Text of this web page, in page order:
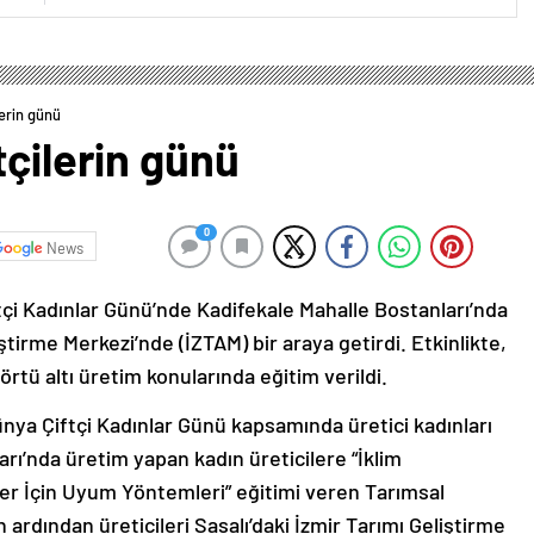
günü
günü
News
0
Günü’nde Kadifekale Mahalle Bostanları’nda
Merkezi’nde (İZTAM) bir araya getirdi. Etkinlikte,
altı üretim konularında eğitim verildi.
Çiftçi Kadınlar Günü kapsamında üretici kadınları
üretim yapan kadın üreticilere “İklim
İçin Uyum Yöntemleri” eğitimi veren Tarımsal
üreticileri Sasalı’daki İzmir Tarımı Geliştirme